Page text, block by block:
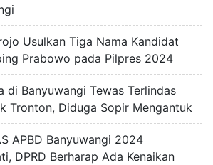
Usulkan Tiga Nama Kandidat
Prabowo pada Pilpres 2024
di Banyuwangi Tewas Terlindas
Tronton, Diduga Sopir Mengantuk
APBD Banyuwangi 2024
DPRD Berharap Ada Kenaikan